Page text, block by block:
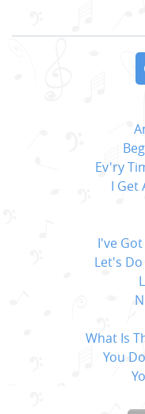
Ev'ry
I Get
I've
Let's
What Is
You